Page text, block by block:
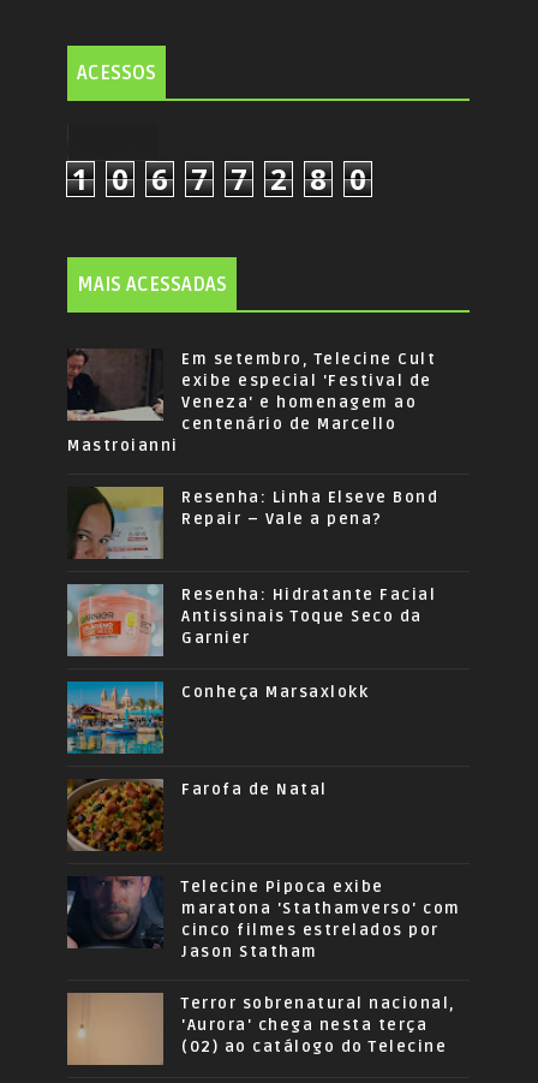
ACESSOS
1 0 6 7 7 2 8 0
MAIS ACESSADAS
Em setembro, Telecine Cult
exibe especial 'Festival de
Veneza' e homenagem ao
centenário de Marcello
Mastroianni
Resenha: Linha Elseve Bond
Repair – Vale a pena?
Resenha: Hidratante Facial
Antissinais Toque Seco da
Garnier
Conheça Marsaxlokk
Farofa de Natal
Telecine Pipoca exibe
maratona 'Stathamverso' com
cinco filmes estrelados por
Jason Statham
Terror sobrenatural nacional,
'Aurora' chega nesta terça
(02) ao catálogo do Telecine